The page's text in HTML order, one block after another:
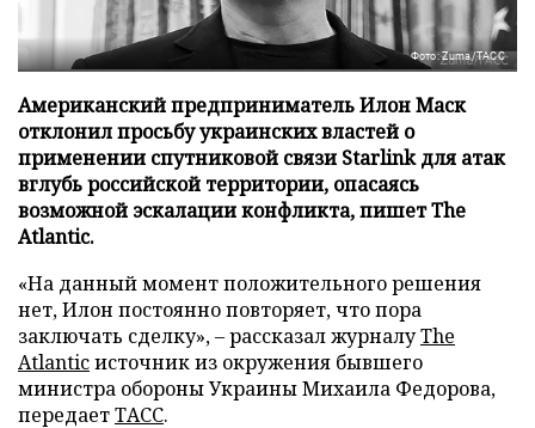
Фото: Zuma/ТАСС
Американский предприниматель Илон Маск
отклонил просьбу украинских властей о
применении спутниковой связи Starlink для атак
вглубь российской территории, опасаясь
возможной эскалации конфликта, пишет The
Atlantic.
«На данный момент положительного решения
нет, Илон постоянно повторяет, что пора
заключать сделку», – рассказал журналуThe
Atlanticисточник из окружения бывшего
министра обороны Украины Михаила Федорова,
передаетТАСС.